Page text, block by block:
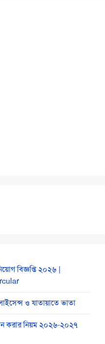
বিজ্ঞপ্তি ২০২৬ |
লাইসেন্স ও যাতায়াতে ভাতা
করার নিয়ম ২০২৬-২০২৭